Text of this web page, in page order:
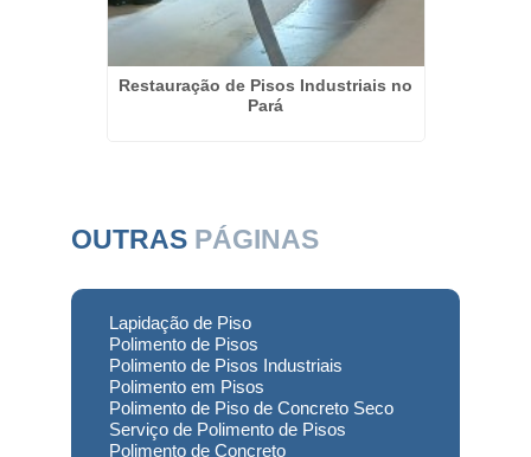
Restauração de Pisos Industriais no
Pará
OUTRAS PÁGINAS
Lapidação de Piso
Polimento de Pisos
Polimento de Pisos Industriais
Polimento em Pisos
Polimento de Piso de Concreto Seco
Serviço de Polimento de Pisos
Polimento de Concreto